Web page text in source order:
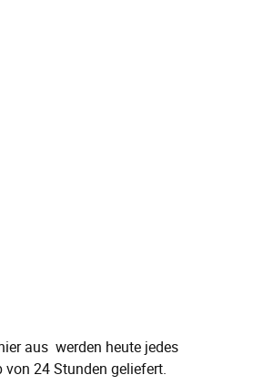
aus werden heute jedes
24 Stunden geliefert.